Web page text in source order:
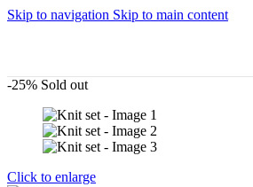
Skip to navigation Skip to main content
-25% Sold out
Click to enlarge